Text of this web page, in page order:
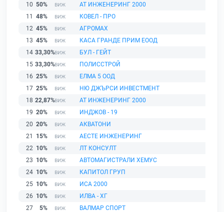
10 50%
АТ ИНЖЕНЕРИНГ 2000
11 48%
КОВЕЛ - ПРО
12 45%
АГРОМАХ
13 45%
КАСА ГРАНДЕ ПРИМ ЕООД
14 33,30%
БУЛ - ГЕЙТ
15 33,30%
ПОЛИССТРОЙ
16 25%
ЕЛМА 5 ООД
17 25%
НЮ ДЖЪРСИ ИНВЕСТМЕНТ
18 22,87%
АТ ИНЖЕНЕРИНГ 2000
19 20%
ИНДЖОВ - 19
20 20%
АКВАТОНИ
21
15%
АЕСТЕ ИНЖЕНЕРИНГ
22 10%
ЛТ КОНСУЛТ
23 10%
АВТОМАГИСТРАЛИ ХЕМУС
24 10%
КАПИТОЛ ГРУП
25 10%
ИСА 2000
26 10%
ИЛВА - ХГ
27
5%
ВАЛМАР СПОРТ